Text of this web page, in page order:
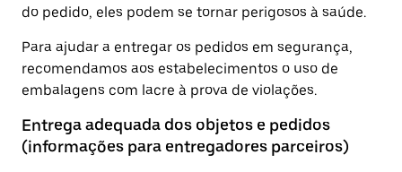
do pedido, eles podem se tornar perigosos à saúde.
Para ajudar a entregar os pedidos em segurança,
recomendamos aos estabelecimentos o uso de
embalagens com lacre à prova de violações.
Entrega adequada dos objetos e pedidos
(informações para entregadores parceiros)